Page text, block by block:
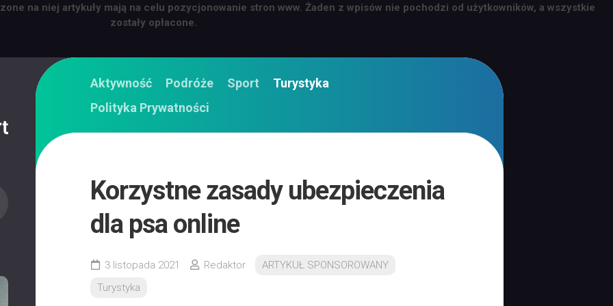
na niej artykuły mają na celu pozycjonowanie stron www. Żaden z wpisów nie pochodzi od użytkowników, a wszystkie
zostały opłacone.
Aktywność Podróże Sport
Turystyka
Polityka Prywatności
Korzystne zasady ubezpieczenia
dla psa online
3 listopada 2021 Redaktor
ARTYKUŁ SPONSOROWANY
Turystyka